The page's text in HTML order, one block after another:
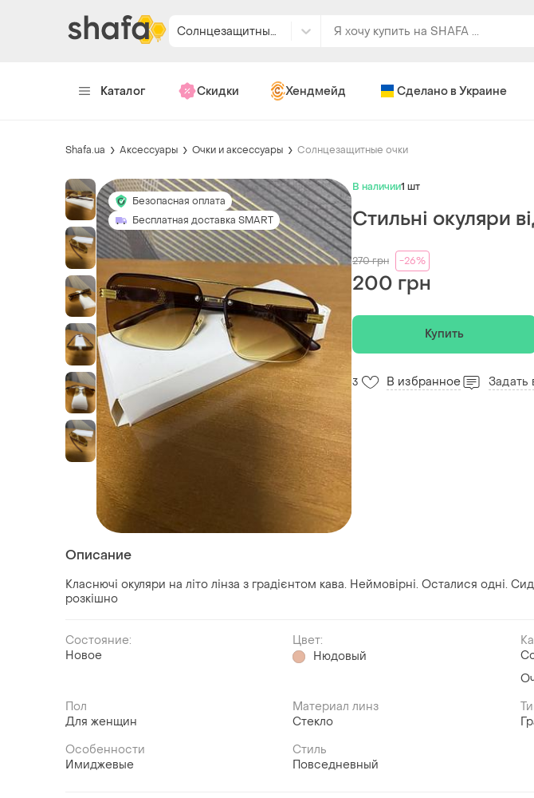
Солнцезащитные очки
Каталог Скидки Хендмейд Сделано в Украине
Shafa.ua Аксессуары Очки и аксессуары Солнцезащитные очки
Безопасная оплата
Бесплатная доставка SMART
В наличии1 шт
Стильні окуляри
270грн -26%
200 грн
Купить
3 В избранное Задать
Описание
Класнючі окуляри на літо лінза з градієнтом кава. Неймовірні. Осталися одні.
розкішно
Состояние:
Новое
Цвет:
Нюдовый
Пол
Для женщин
Материал линз
Стекло
Особенности
Имиджевые
Стиль
Повседневный